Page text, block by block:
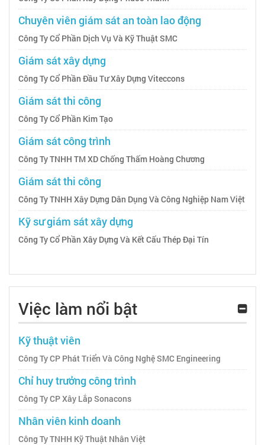
Chuyên viên giám sát an toàn lao động
Công Ty Cổ Phần Dịch Vụ Và Kỹ Thuật SMC
Giám sát xây dựng
Công Ty Cổ Phần Đầu Tư Xây Dựng Viteccons
Giám sát thi công
Công Ty Cổ Phần Kim Tạo
Giám sát công trình
Công Ty TNHH TM XD Chống Thấm Hoàng Chương
Giám sát thi công
Công Ty TNHH Xây Dựng Dân Dụng Và Công Nghiệp Nam Việt
Kỹ sư giám sát xây dựng
Công Ty Cổ Phần Xây Dựng Và Kết Cấu Thép Đại Tín
Việc làm nổi bật
Kỹ thuật viên
Công Ty CP Phát Triển Và Công Nghệ SMC Engineering
Chỉ huy trưởng công trình
Công Ty CP Xây Lắp Sonacons
Nhân viên kinh doanh
Công Ty TNHH Kỹ Thuật Nhân Việt